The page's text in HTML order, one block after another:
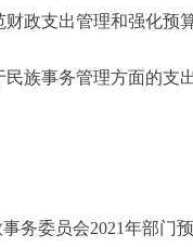
政支出管理和强化预
事务管理方面的支出
务委员会2021年部门